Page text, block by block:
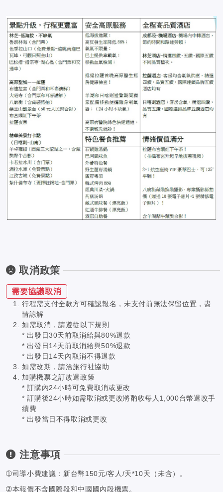
取消政策
需要協議取消
行程需支付全款方可確認報名，未支付前無法保留位置，盡
情諒解
如需取消，請遵從以下規則
* 出發日30天前取消給與80%退款
* 出發日14天前取消給與50%退款
* 出發日14天內取消不得退款
如需改期，請洽旅行社協助
加購機票之訂改退政策
* 訂購內24小時可免費取消或更改
* 訂購後24小時如需取消或更改將酌收每人1,000台幣退改手
續費
* 出發當日不得取消或更改
注意事項
➀司導小費建議：新台幣150元/客人/天*10天（未含）。
➁本報價不含國際段和中國國內段機票。